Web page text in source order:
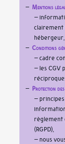
Mentions
–
clairement
Conditions
– cadre
– les CGV
Protection
–
règlement
(RGPD),
– nous